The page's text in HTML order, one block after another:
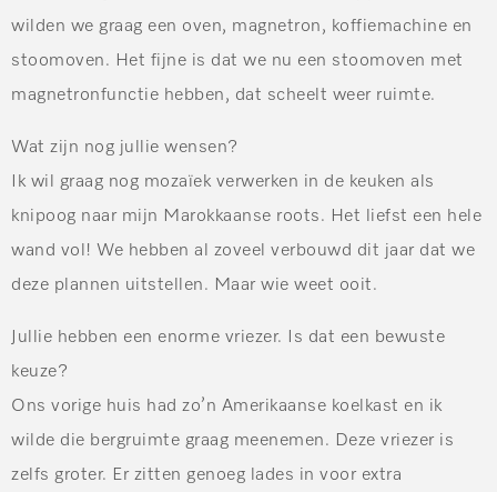
wilden we graag een oven, magnetron, koffiemachine en
stoomoven. Het fijne is dat we nu een stoomoven met
magnetronfunctie hebben, dat scheelt weer ruimte.
Wat zijn nog jullie wensen?
Ik wil graag nog mozaïek verwerken in de keuken als
knipoog naar mijn Marokkaanse roots. Het liefst een hele
wand vol! We hebben al zoveel verbouwd dit jaar dat we
deze plannen uitstellen. Maar wie weet ooit.
Jullie hebben een enorme vriezer. Is dat een bewuste
keuze?
Ons vorige huis had zo’n Amerikaanse koelkast en ik
wilde die bergruimte graag meenemen. Deze vriezer is
zelfs groter. Er zitten genoeg lades in voor extra